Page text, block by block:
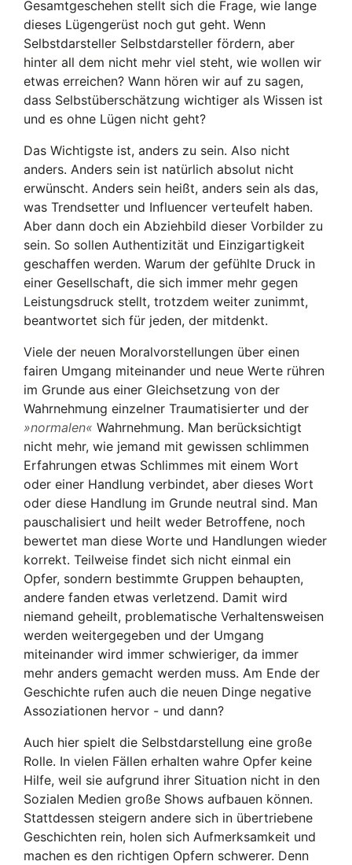
Gesamtgeschehen stellt sich die Frage, wie lange
dieses Lügengerüst noch gut geht. Wenn
Selbstdarsteller Selbstdarsteller fördern, aber
hinter all dem nicht mehr viel steht, wie wollen wir
etwas erreichen? Wann hören wir auf zu sagen,
dass Selbstüberschätzung wichtiger als Wissen ist
und es ohne Lügen nicht geht?
Das Wichtigste ist, anders zu sein. Also nicht
anders. Anders sein ist natürlich absolut nicht
erwünscht. Anders sein heißt, anders sein als das,
was Trendsetter und Influencer verteufelt haben.
Aber dann doch ein Abziehbild dieser Vorbilder zu
sein. So sollen Authentizität und Einzigartigkeit
geschaffen werden. Warum der gefühlte Druck in
einer Gesellschaft, die sich immer mehr gegen
Leistungsdruck stellt, trotzdem weiter zunimmt,
beantwortet sich für jeden, der mitdenkt.
Viele der neuen Moralvorstellungen über einen
fairen Umgang miteinander und neue Werte rühren
im Grunde aus einer Gleichsetzung von der
Wahrnehmung einzelner Traumatisierter und der
normalen
Wahrnehmung. Man berücksichtigt
nicht mehr, wie jemand mit gewissen schlimmen
Erfahrungen etwas Schlimmes mit einem Wort
oder einer Handlung verbindet, aber dieses Wort
oder diese Handlung im Grunde neutral sind. Man
pauschalisiert und heilt weder Betroffene, noch
bewertet man diese Worte und Handlungen wieder
korrekt. Teilweise findet sich nicht einmal ein
Opfer, sondern bestimmte Gruppen behaupten,
andere fanden etwas verletzend. Damit wird
niemand geheilt, problematische Verhaltensweisen
werden weitergegeben und der Umgang
miteinander wird immer schwieriger, da immer
mehr anders gemacht werden muss. Am Ende der
Geschichte rufen auch die neuen Dinge negative
Assoziationen hervor - und dann?
Auch hier spielt die Selbstdarstellung eine große
Rolle. In vielen Fällen erhalten wahre Opfer keine
Hilfe, weil sie aufgrund ihrer Situation nicht in den
Sozialen Medien große Shows aufbauen können.
Stattdessen steigern andere sich in übertriebene
Geschichten rein, holen sich Aufmerksamkeit und
machen es den richtigen Opfern schwerer. Denn